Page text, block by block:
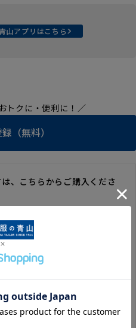
山アプリはこちら
トクに・便利に！／
（無料）
、こちらからご購入くださ
要があります。
ポイントは付与されません。
合・ポイントの付与は、対応
、キャンセル手続きはご利用